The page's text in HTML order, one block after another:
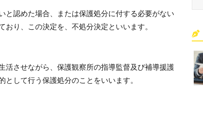
と認めた場合、または保護処分に付する必要がない
り、この決定を、不処分決定といいます。
活させながら、保護観察所の指導監督及び補導援護
して行う保護処分のことをいいます。